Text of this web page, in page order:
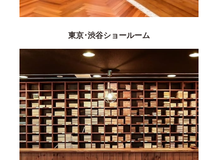
東京･渋谷ショールーム